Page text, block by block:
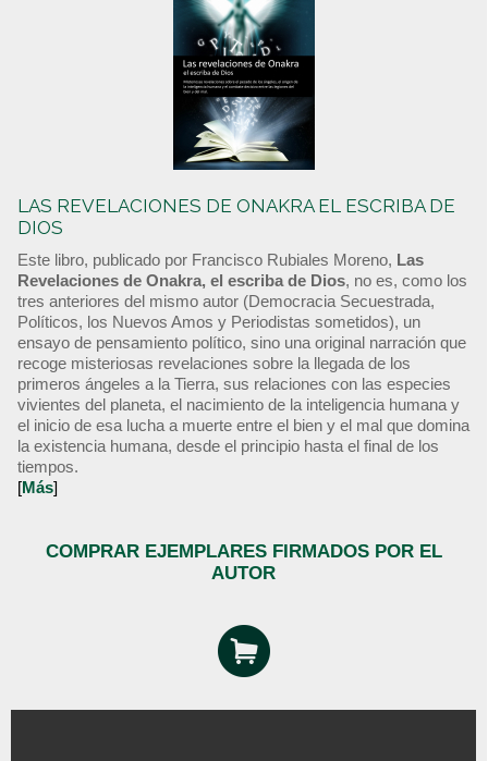
LAS REVELACIONES DE ONAKRA EL ESCRIBA DE
DIOS
Este libro, publicado por Francisco Rubiales Moreno, Las
Revelaciones de Onakra, el escriba de Dios, no es, como los
tres anteriores del mismo autor (Democracia Secuestrada,
Políticos, los Nuevos Amos y Periodistas sometidos), un
ensayo de pensamiento político, sino una original narración que
recoge misteriosas revelaciones sobre la llegada de los
primeros ángeles a la Tierra, sus relaciones con las especies
vivientes del planeta, el nacimiento de la inteligencia humana y
el inicio de esa lucha a muerte entre el bien y el mal que domina
la existencia humana, desde el principio hasta el final de los
tiempos.
[Más]
COMPRAR EJEMPLARES FIRMADOS POR EL
AUTOR